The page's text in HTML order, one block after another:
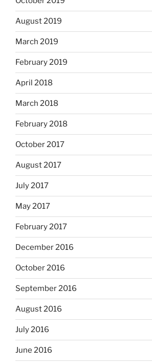
August 2019
March 2019
February 2019
April 2018
March 2018
February 2018
October 2017
August 2017
July 2017
May 2017
February 2017
December 2016
October 2016
September 2016
August 2016
July 2016
June 2016